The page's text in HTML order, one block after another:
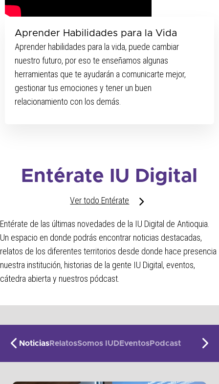
Aprender Habilidades para la Vida
Aprender habilidades para la vida, puede cambiar
nuestro futuro, por eso te enseñamos algunas
herramientas que te ayudarán a comunicarte mejor,
gestionar tus emociones y tener un buen
relacionamiento con los demás.
Entérate IU Digital
Ver todo Entérate
Entérate de las últimas novedades de la IU Digital de Antioquia.
Un espacio en donde podrás encontrar noticias destacadas,
relatos de los diferentes territorios desde donde hace presencia
nuestra institución, historias de la gente IU Digital, eventos,
cátedra abierta y nuestros pódcast.
NoticiasRelatosSomos IUDEventosPodcast